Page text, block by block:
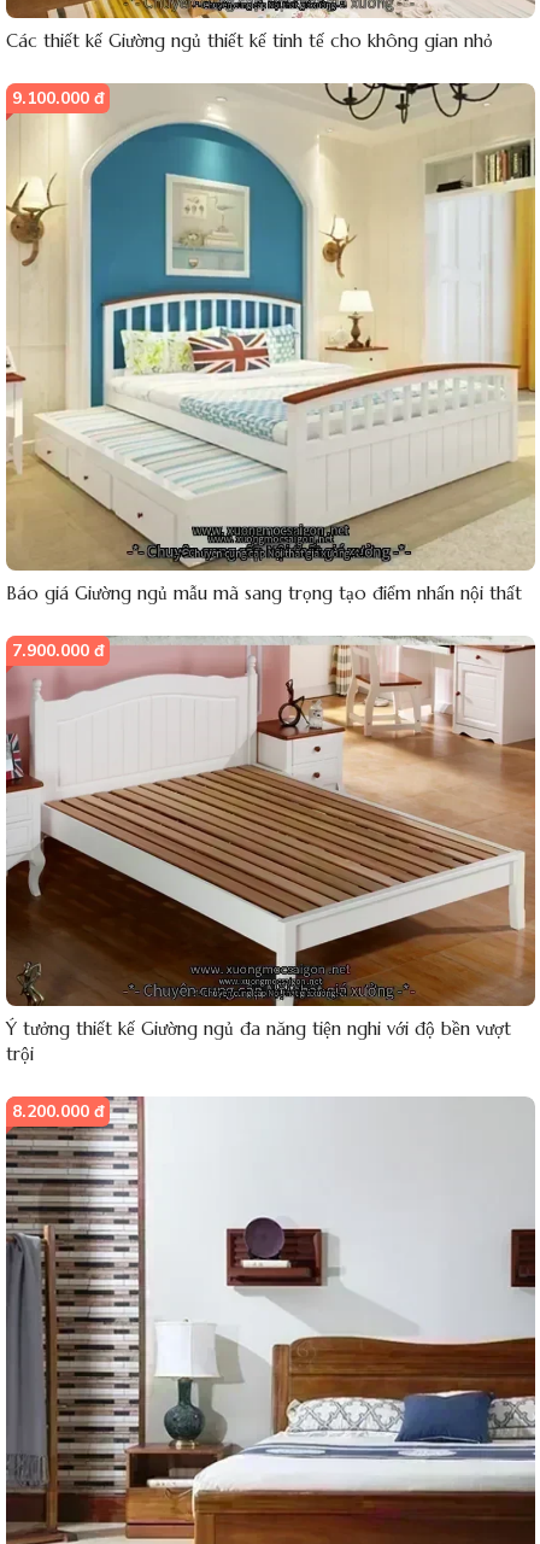
Các thiết kế Giường ngủ thiết kế tinh tế cho không gian nhỏ
9.100.000 đ
Báo giá Giường ngủ mẫu mã sang trọng tạo điểm nhấn nội thất
7.900.000 đ
Ý tưởng thiết kế Giường ngủ đa năng tiện nghi với độ bền vượt
trội
8.200.000 đ